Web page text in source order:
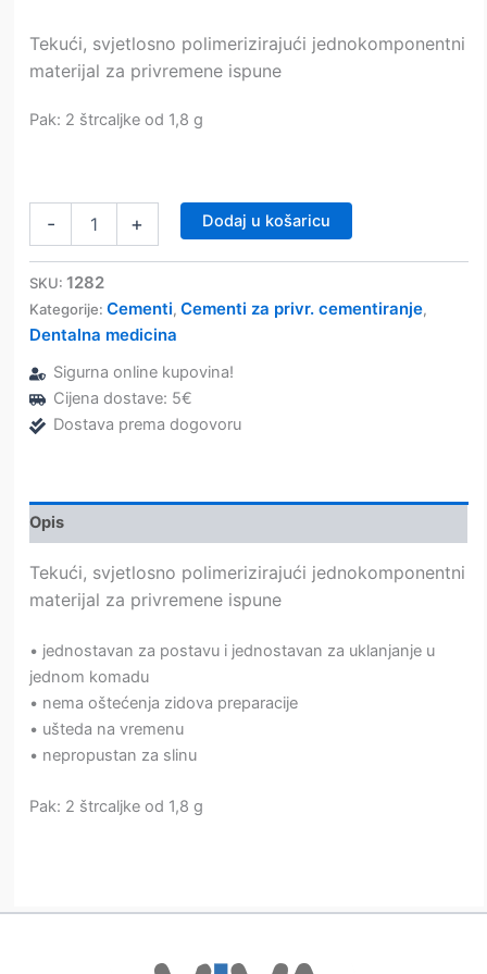
Tekući, svjetlosno polimerizirajući jednokomponentni
materijal za privremene ispune
Pak: 2 štrcaljke od 1,8 g
-
VOCO
+ Dodaj u košaricu
SKU: 1282
Kategorije:Cementi,Cementi za privr. cementiranje,
Dentalna medicina
Sigurna online kupovina!
Cijena dostave: 5€
Dostava prema dogovoru
Opis
Tekući, svjetlosno polimerizirajući jednokomponentni
materijal za privremene ispune
• jednostavan za postavu i jednostavan za uklanjanje u
jednom komadu
• nema oštećenja zidova preparacije
• ušteda na vremenu
• nepropustan za slinu
Pak: 2 štrcaljke od 1,8 g